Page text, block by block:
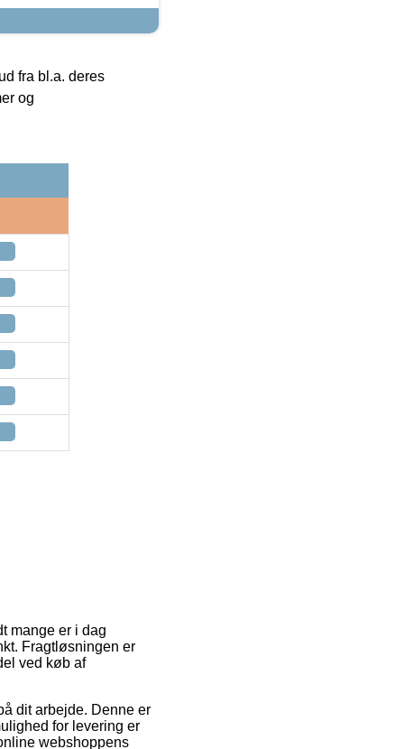
fra bl.a. deres
og
mange er i dag
Fragtløsningen er
ved køb af
dit arbejde. Denne er
for levering er
webshoppens